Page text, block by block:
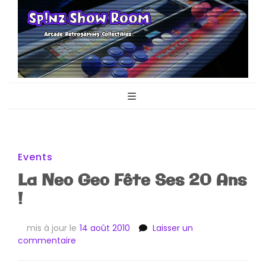
Sp!nz Show
Events
La Neo Geo Fête Ses 20 Ans
!
mis à jour le 14 août 2010
Laisser un
commentaire